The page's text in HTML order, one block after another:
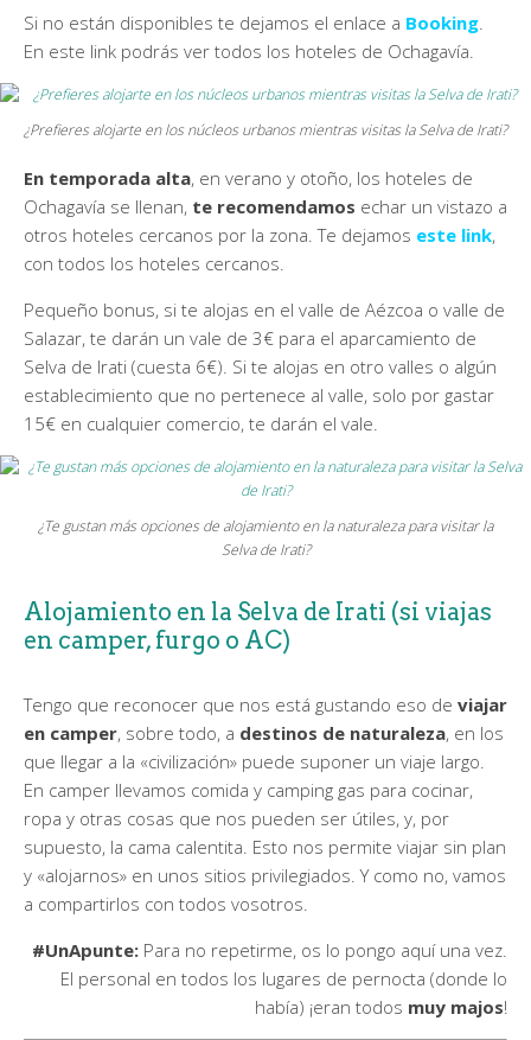
Si no están disponibles te dejamos el enlace a Booking
En este link podrás ver todos los hoteles de Ochagavía.
¿Prefieres alojarte en los núcleos urbanos mientras visitas la Selva de Irati?
En temporada alta, en verano y otoño, los hoteles de
Ochagavía se llenan, te recomendamos echar un vistazo a
otros hoteles cercanos por la zona. Te dejamos este link,
con todos los hoteles cercanos.
Pequeño bonus, si te alojas en el valle de Aézcoa o valle de
Salazar, te darán un vale de 3€ para el aparcamiento de
Selva de Irati (cuesta 6€). Si te alojas en otro valles o algún
establecimiento que no pertenece al valle, solo por gastar
15€ en cualquier comercio, te darán el vale.
¿Te gustan más opciones de alojamiento en la naturaleza para visitar la
Selva de Irati?
Alojamiento en la Selva de Irati (si viajas
en camper, furgo o AC)
Tengo que reconocer que nos está gustando eso de viajar
en camper, sobre todo, a destinos de naturaleza, en los
que llegar a la «civilización» puede suponer un viaje largo.
En camper llevamos comida y camping gas para cocinar,
ropa y otras cosas que nos pueden ser útiles, y, por
supuesto, la cama calentita. Esto nos permite viajar sin plan
y «alojarnos» en unos sitios privilegiados. Y como no, vamos
a compartirlos con todos vosotros.
#UnApunte: Para no repetirme, os lo pongo aquí una vez.
El personal en todos los lugares de pernocta (donde lo
había) ¡eran todos muy majos!